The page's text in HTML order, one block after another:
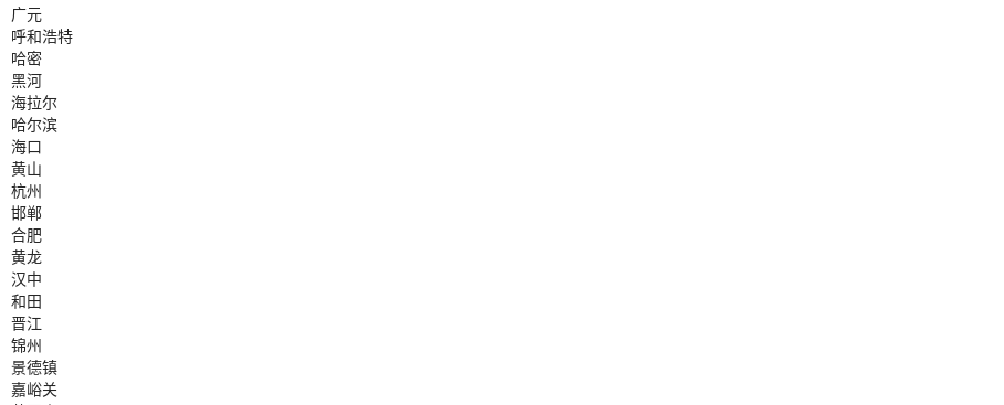
广元
呼和浩特
哈密
黑河
海拉尔
哈尔滨
海口
黄山
杭州
邯郸
合肥
黄龙
汉中
和田
晋江
锦州
景德镇
嘉峪关